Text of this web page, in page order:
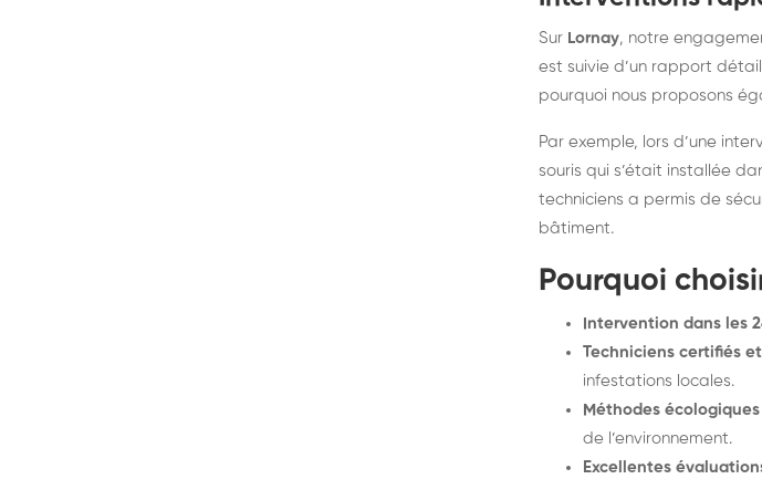
Sur Lornay, notre
est suivie d’un rapport
pourquoi nous proposons
Par exemple, lors d’une
souris qui s’était installée
techniciens a permis de
bâtiment.
Pourquoi
Intervention dans les
Techniciens certifiés
infestations locales.
Méthodes écologiques
de l’environnement.
Excellentes